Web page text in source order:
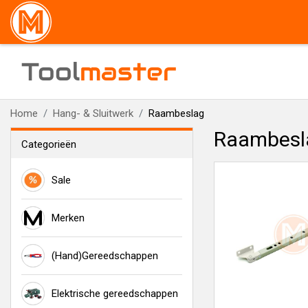
Toolmaster
Home Hang- & Sluitwerk Raambeslag
Categorieën
Sale
Merken
(Hand)Gereedschappen
Elektrische gereedschappen